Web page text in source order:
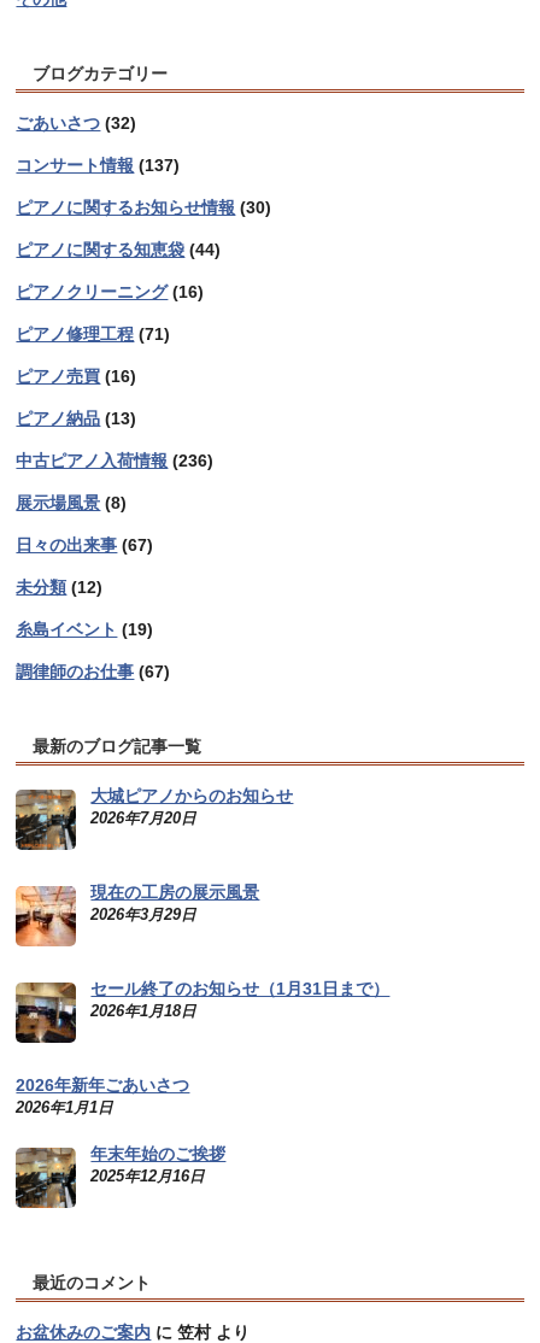
ブログカテゴリー
ごあいさつ (32)
コンサート情報 (137)
ピアノに関するお知らせ情報 (30)
ピアノに関する知恵袋 (44)
ピアノクリーニング(16)
ピアノ修理工程 (71)
ピアノ売買 (16)
ピアノ納品 (13)
中古ピアノ入荷情報 (236)
展示場風景 (8)
日々の出来事 (67)
未分類 (12)
糸島イベント (19)
調律師のお仕事 (67)
最新のブログ記事一覧
大城ピアノからのお知らせ
2026年7月20日
現在の工房の展示風景
2026年3月29日
セール終了のお知らせ（1月31日まで）
2026年1月18日
2026年新年ごあいさつ
2026年1月1日
年末年始のご挨拶
2025年12月16日
最近のコメント
お盆休みのご案内 に笠村より